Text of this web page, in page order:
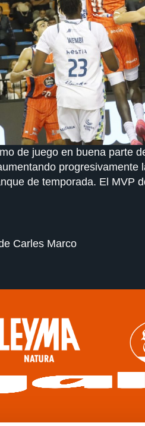
de juego en buena parte
de temporada. El
Carles Marco